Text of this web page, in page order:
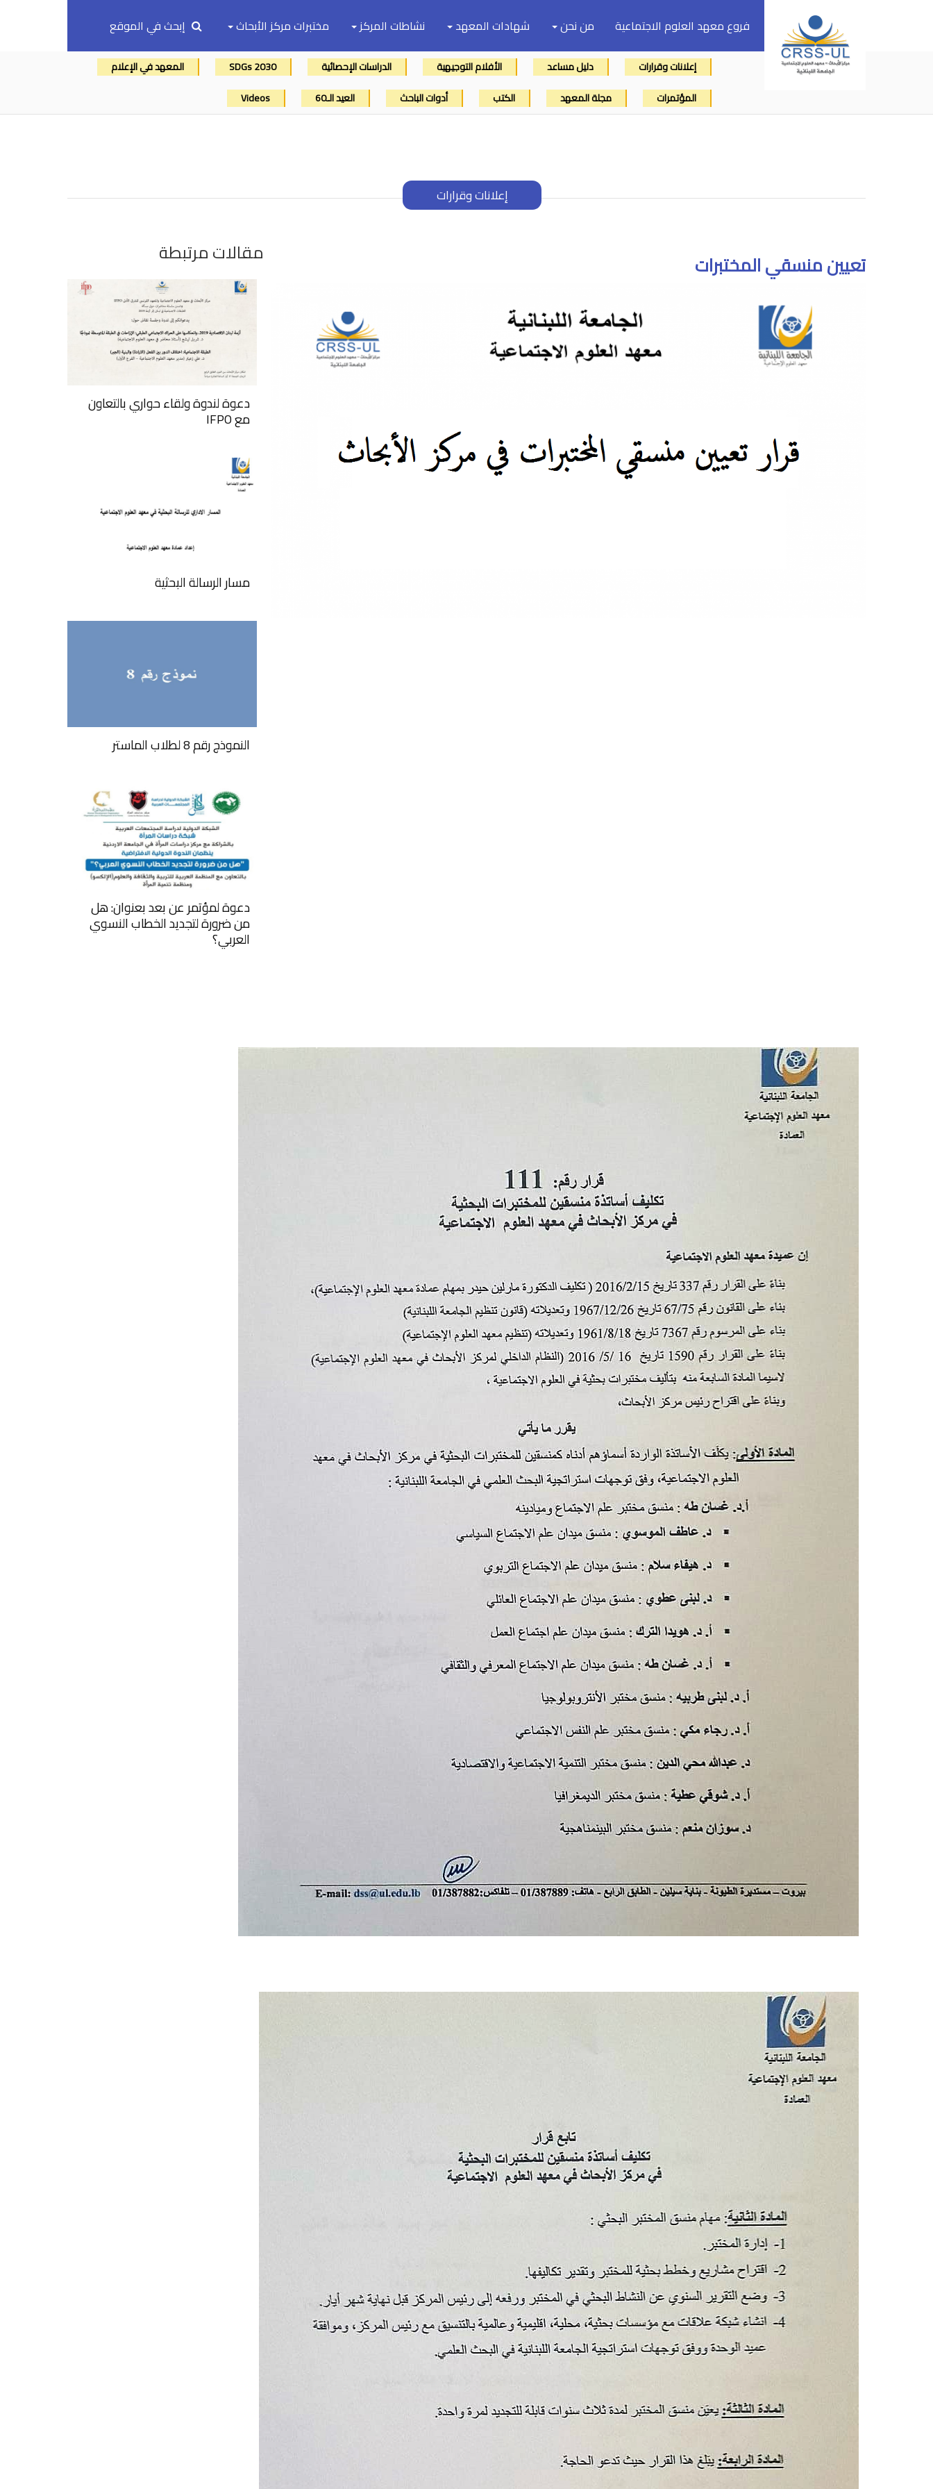
فروع معهد العلوم الاجتماعية من نحن شهادات المعهد نشاطات المركز مختبرات مركز الأبحاث إبحث في الموقع
إعلانات وقرارات دليل مساعد الأفلام التوجيهية الدراسات الإحصائية SDGs 2030
المعهد في الإعلام
المؤتمرات
مجلة المعهد الكتب أدوات الباحث العيد الـ60 Videos
إعلانات وقرارات
تعيين منسقي المختبرات مقالات مرتبطة
دعوة لندوة ولقاء حواري بالتعاون
مع IFPO
مسار الرسالة البحثية
النموذج رقم 8 لطلاب الماستر
دعوة لمؤتمر عن بعد بعنوان: هل
من ضرورة لتجديد الخطاب النسوي
العربي؟